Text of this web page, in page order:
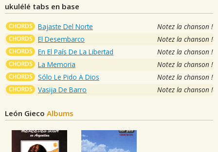
ukulélé tabs en base
CHORDS Bajaste Del Norte Notez la chanson !
CHORDS El Desembarco Notez la chanson !
CHORDS En El País De La Libertad Notez la chanson !
CHORDS La Memoria Notez la chanson !
CHORDS Sólo Le Pido A Dios Notez la chanson !
CHORDS Vasija De Barro Notez la chanson !
León Gieco Albums